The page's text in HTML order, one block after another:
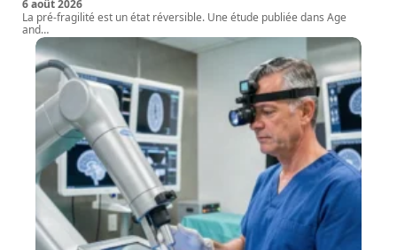
6 août 2026
La pré-fragilité est un état réversible. Une étude publiée dans Age
and…